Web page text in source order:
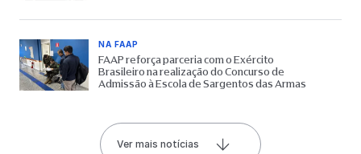
NA FAAP
FAAP reforça parceria com o Exército
Brasileiro na realização do Concurso de
Admissão à Escola de Sargentos das Armas
Ver mais notícias